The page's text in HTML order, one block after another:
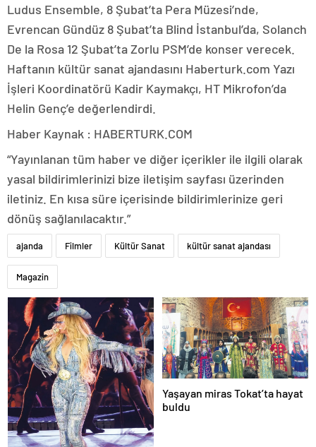
Ludus Ensemble, 8 Şubat’ta Pera Müzesi’nde,
Evrencan Gündüz 8 Şubat’ta Blind İstanbul’da, Solanch
De la Rosa 12 Şubat’ta Zorlu PSM’de konser verecek.
Haftanın kültür sanat ajandasını Haberturk.com Yazı
İşleri Koordinatörü Kadir Kaymakçı, HT Mikrofon’da
Helin Genç’e değerlendirdi.
Haber Kaynak : HABERTURK.COM
“Yayınlanan tüm haber ve diğer içerikler ile ilgili olarak
yasal bildirimlerinizi bize iletişim sayfası üzerinden
iletiniz. En kısa süre içerisinde bildirimlerinize geri
dönüş sağlanılacaktır.”
ajanda Filmler Kültür Sanat kültür sanat ajandası
Magazin
Yaşayan miras Tokat’ta hayat
buldu